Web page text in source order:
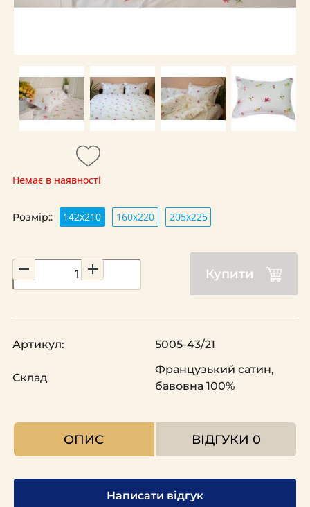
Немає в наявності
Розмір:: 142х210 160х220 205х225
Купити
Артикул: 5005-43/21
Склад
Французький сатин,
бавовна 100%
ОПИС ВІДГУКИ 0
Написати відгук